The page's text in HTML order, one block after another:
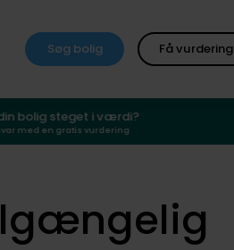
Søg bolig Få vurdering
bolig steget i værdi?
med en gratis vurdering